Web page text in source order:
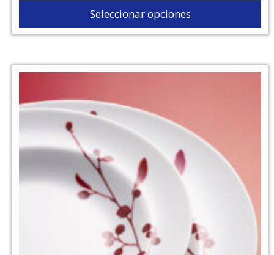
Seleccionar opciones